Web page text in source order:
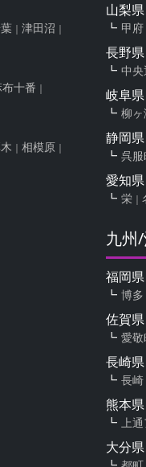
津田沼
布十番
相模原
山梨県
甲府
長野県
中
岐阜県
柳ヶ
静岡県
呉服
愛知県
栄
九州
福岡県
博多
佐賀県
愛敬
長崎県
長崎
熊本県
上
大分県